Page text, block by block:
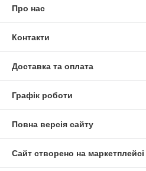
Про нас
Контакти
Доставка та оплата
Графік роботи
Повна версія сайту
Сайт створено на маркетплейсі